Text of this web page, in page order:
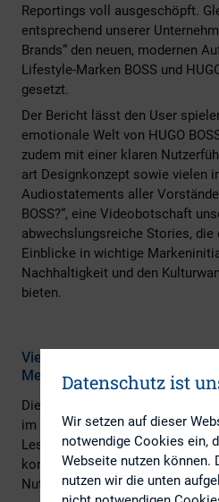
Reportings voll ausgeschöpft.
entsprechend unserer
Brands“ den neuen, modernen
Lifestyle-Marken BOSS und
gesetzt.
Der Bericht lässt den User
emotionale Welt von HUGO
zudem mit einer klaren
art Designkonzept sowie vielen
Audiostatements aller Vorstände
BOSS?“, eine Videobotschaft
abwechslungsreiche Stories, die
Einblicke in wichtige
Nachhaltigkeit und den
bieten.
Vielseitige Features schaffen
Mehrwert
Die Bedürfnisse unserer User
im Vordergrund: Intuitive
Lesevorschläge, eine interaktive
komfortable Vorjahresvergleiche
Nutzererlebnis und bieten echten
Datenschutz ist
Wir setzen auf dieser
notwendige Cookies ein,
Webseite nutzen können.
nutzen wir die unten